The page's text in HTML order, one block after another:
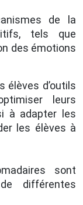
de la
tels que
des émotions
élèves d’outils
leurs
à adapter les
les élèves à
sont
différentes